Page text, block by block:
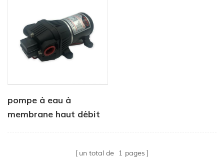
pompe à eau à
membrane haut débit
un total de 1 pages